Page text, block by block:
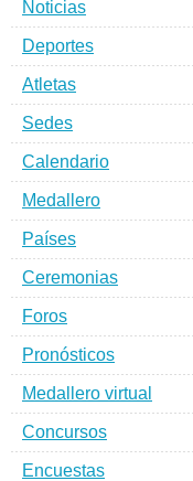
Noticias
Deportes
Atletas
Sedes
Calendario
Medallero
Países
Ceremonias
Foros
Pronósticos
Medallero virtual
Concursos
Encuestas